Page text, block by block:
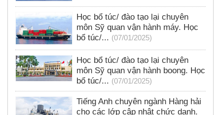
Học bổ túc/ đào tạo lại chuyên
môn Sỹ quan vận hành máy. Học
bổ túc/... (07/01/2025)
Học bổ túc/ đào tạo lại chuyên
môn Sỹ quan vận hành boong. Học
bổ túc/... (07/01/2025)
Tiếng Anh chuyên ngành Hàng hải
cho các lớp cập nhật chức danh.